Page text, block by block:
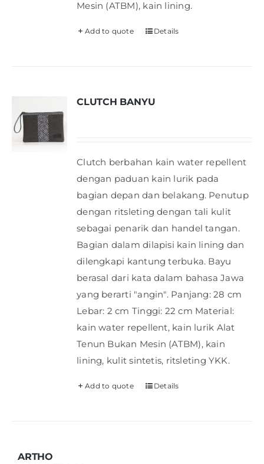
Mesin (ATBM), kain lining.
Add to quote Details
CLUTCH BANYU
Clutch berbahan kain water repellent
dengan paduan kain lurik pada
bagian depan dan belakang. Penutup
dengan ritsleting dengan tali kulit
sebagai penarik dan handel tangan.
Bagian dalam dilapisi kain lining dan
dilengkapi kantung terbuka. Bayu
berasal dari kata dalam bahasa Jawa
yang berarti "angin". Panjang: 28 cm
Lebar: 2 cm Tinggi: 22 cm Material:
kain water repellent, kain lurik Alat
Tenun Bukan Mesin (ATBM), kain
lining, kulit sintetis, ritsleting YKK.
Add to quote Details
ARTHO